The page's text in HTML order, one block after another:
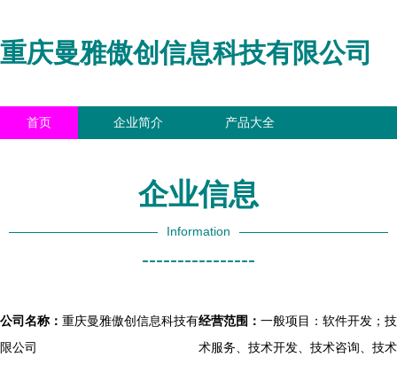
重庆曼雅傲创信息科技有限公司
首页 企业简介 产品大全
企业信息
Information
----------------
公司名称： 重庆曼雅傲创信息科技有
限公司
经营范围： 一般项目：软件开发；技
术服务、技术开发、技术咨询、技术